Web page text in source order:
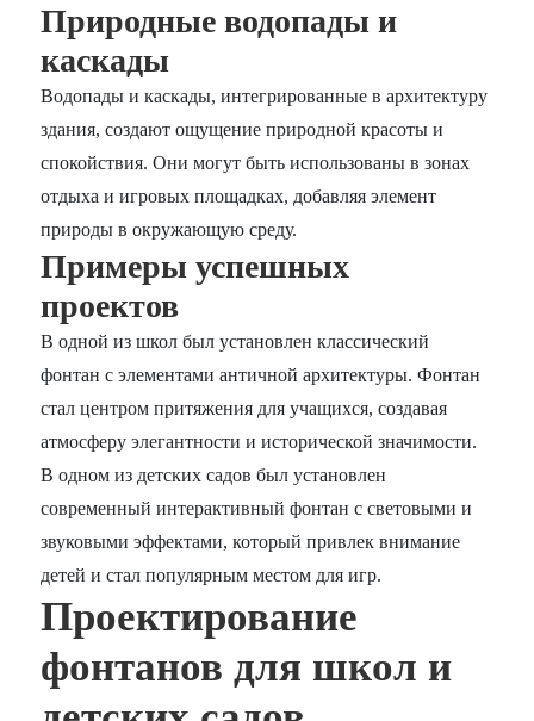
Природные водопады и
каскады
Водопады и каскады, интегрированные в архитектуру
здания, создают ощущение природной красоты и
спокойствия. Они могут быть использованы в зонах
отдыха и игровых площадках, добавляя элемент
природы в окружающую среду.
Примеры успешных
проектов
В одной из школ был установлен классический
фонтан с элементами античной архитектуры. Фонтан
стал центром притяжения для учащихся, создавая
атмосферу элегантности и исторической значимости.
В одном из детских садов был установлен
современный интерактивный фонтан с световыми и
звуковыми эффектами, который привлек внимание
детей и стал популярным местом для игр.
Проектирование
фонтанов для школ и